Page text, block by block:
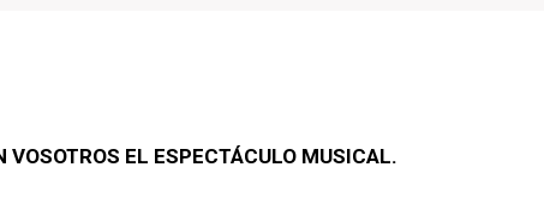
VOSOTROS EL ESPECTÁCULO MUSICAL.